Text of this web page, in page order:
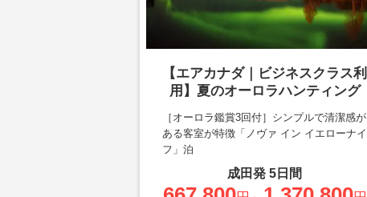
【エアカナダ｜ビジネスクラス利
用】夏のオーロラハンティング
［オーロラ鑑賞3回付］シンプルで清潔感が
ある客室が特徴「ノヴァ イン イエローナイ
フ」泊
成田発5 日間